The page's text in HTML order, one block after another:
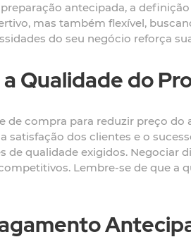
antecipada, a
mas também flexível,
do seu negócio reforça
Qualidade do
de compra para reduzir preço
satisfação dos clientes e o
de qualidade exigidos. Negociar
Lembre-se de que a